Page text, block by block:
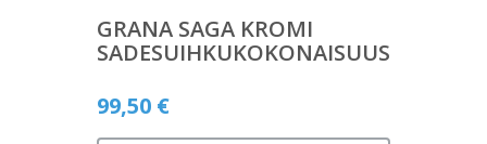
GRANA SAGA KROMI
SADESUIHKUKOKONAISUUS
99,50 €